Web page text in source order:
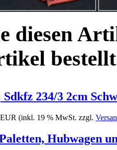
diesen
Sdkfz 234/3 2cm
(inkl. 19 % MwSt. zzgl.
Hubwagen